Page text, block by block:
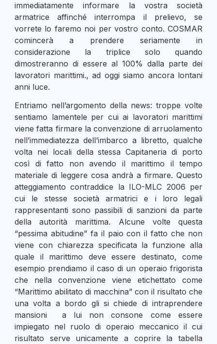
immediatamente informare la vostra società
armatrice affinché interrompa il prelievo, se
vorrete lo faremo noi per vostro conto. COSMAR
comincerà a prendere seriamente in
considerazione la triplice solo quando
dimostreranno di essere al 100% dalla parte dei
lavoratori marittimi., ad oggi siamo ancora lontani
anni luce.
Entriamo nell’argomento della news: troppe volte
sentiamo lamentele per cui ai lavoratori marittimi
viene fatta firmare la convenzione di arruolamento
nell’immediatezza dell’imbarco a libretto, qualche
volta nei locali della stessa Capitaneria di porto
così di fatto non avendo il marittimo il tempo
materiale di leggere cosa andrà a firmare. Questo
atteggiamento contraddice la ILO-MLC 2006 per
cui le stesse società armatrici e i loro legali
rappresentanti sono passibili di sanzioni da parte
della autorità marittima. Alcune volte questa
“pessima abitudine” fa il paio con il fatto che non
viene con chiarezza specificata la funzione alla
quale il marittimo deve essere destinato, come
esempio prendiamo il caso di un operaio frigorista
che nella convenzione viene etichettato come
“Marittimo abilitato di macchina” con il risultato che
una volta a bordo gli si chiede di intraprendere
mansioni a lui non consone come essere
impiegato nel ruolo di operaio meccanico il cui
risultato serve unicamente a coprire la tabella